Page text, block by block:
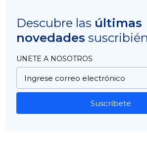
Descubre las últimas
novedades
UNETE A NOSOTROS
Suscríbete